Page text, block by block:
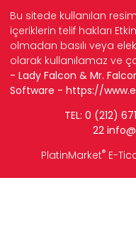
Bu sitede kullanılan
içeriklerin telif hakları
olmadan basılı veya
olarak kullanılamaz ve
- Lady Falcon & Mr.
Software - https://
TEL: 0 (212)
22 info
PlatinMarket® E-